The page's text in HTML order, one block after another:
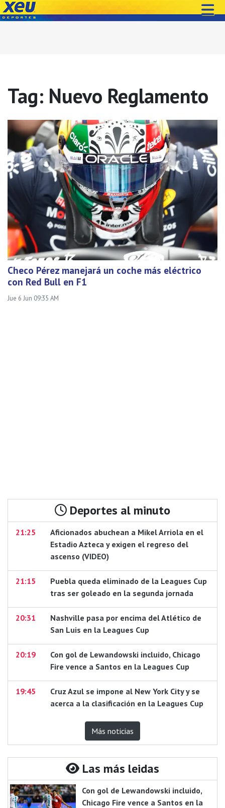
Tag: Nuevo Reglamento
Checo Pérez manejará un coche más eléctrico
con Red Bull en F1
Jue 6 Jun 09:35 AM
Deportes al minuto
21:25
Aficionados abuchean a Mikel Arriola en el
Estadio Azteca y exigen el regreso del
ascenso (VIDEO)
21:15
Puebla queda eliminado de la Leagues Cup
tras ser goleado en la segunda jornada
20:31
Nashville pasa por encima del Atlético de
San Luis en la Leagues Cup
20:19
Con gol de Lewandowski incluido, Chicago
Fire vence a Santos en la Leagues Cup
19:45
Cruz Azul se impone al New York City y se
acerca a la clasificación en la Leagues Cup
Más noticias
Las más leidas
Con gol de Lewandowski incluido,
Chicago Fire vence a Santos en la